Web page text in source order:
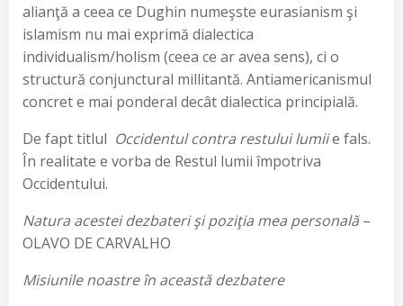
alianţă a ceea ce Dughin numeşste eurasianism şi
islamism nu mai exprimă dialectica
individualism/holism (ceea ce ar avea sens), ci o
structură conjunctural millitantă. Antiamericanismul
concret e mai ponderal decât dialectica principială.
De fapt titlul Occidentul contra restului lumiie fals.
În realitate e vorba de Restul lumii împotriva
Occidentului.
Natura acestei dezbateri şi poziţia mea personală–
OLAVO DE CARVALHO
Misiunile noastre în această dezbatere